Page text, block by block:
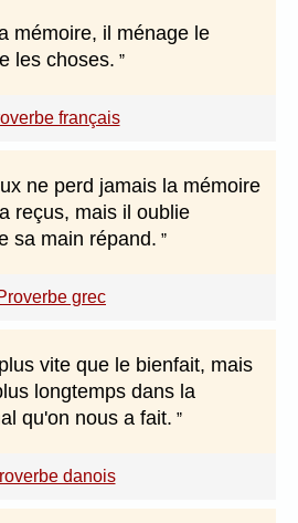
mémoire, il ménage le
les choses.
français
ne perd jamais la mémoire
reçus, mais il oublie
sa main répand.
grec
vite que le bienfait, mais
longtemps dans la
qu'on nous a fait.
danois